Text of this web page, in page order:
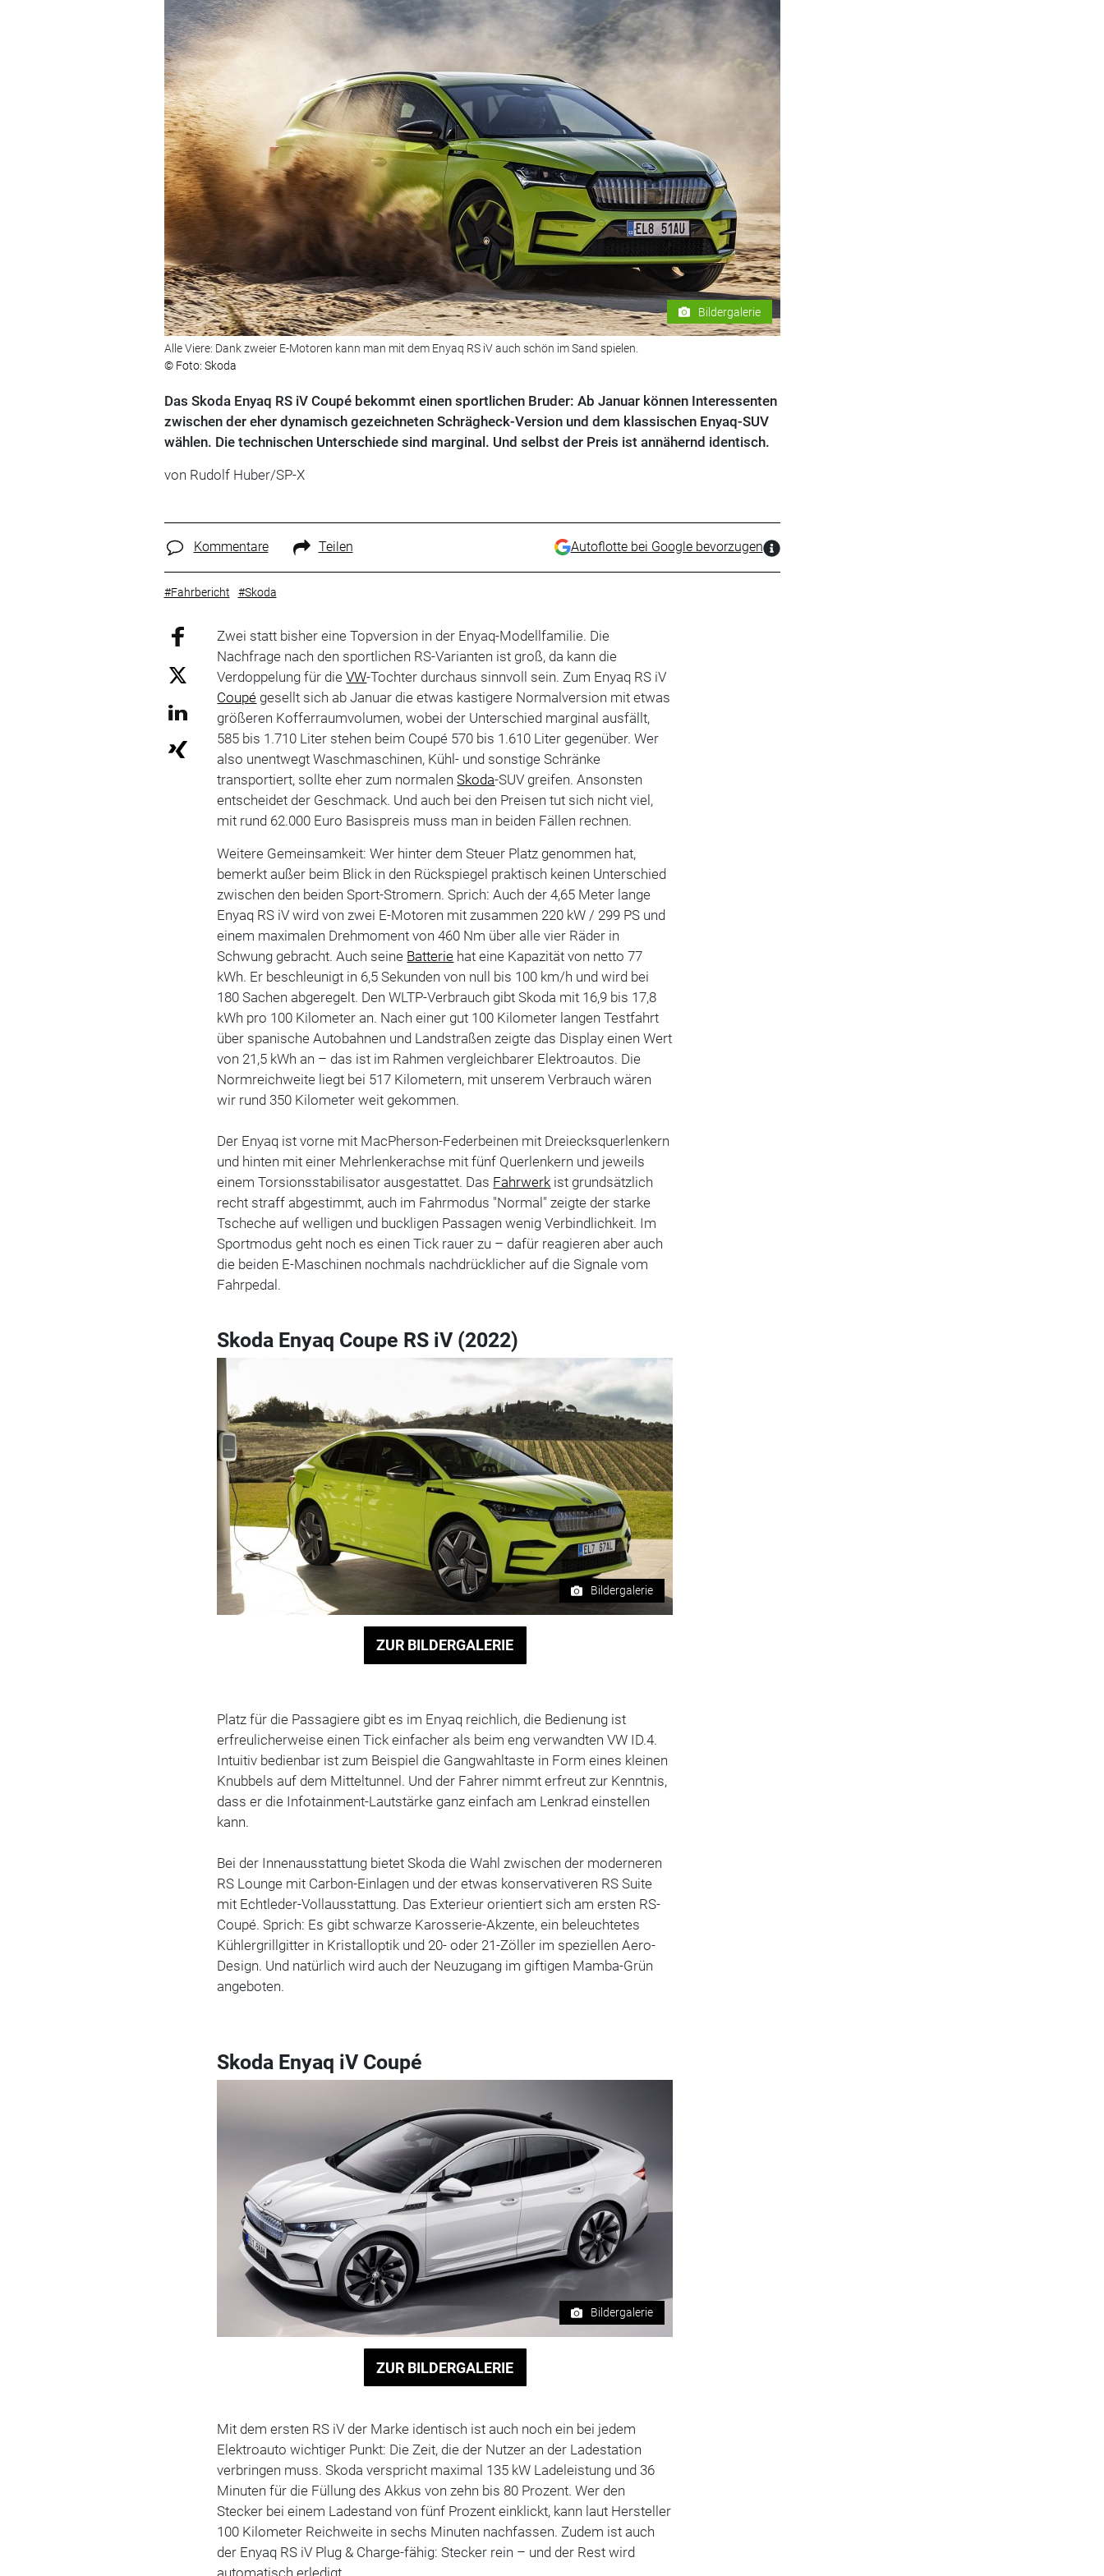
Bildergalerie
Alle Viere: Dank zweier E-Motoren kann man mit dem Enyaq RS iV auch schön im Sand spielen.
© Foto: Skoda
Das Skoda Enyaq RS iV Coupé bekommt einen sportlichen Bruder: Ab Januar können Interessenten
zwischen der eher dynamisch gezeichneten Schrägheck-Version und dem klassischen Enyaq-SUV
wählen. Die technischen Unterschiede sind marginal. Und selbst der Preis ist annähernd identisch.
von Rudolf Huber/SP-X
Kommentare Teilen Autoflotte bei Google bevorzugen
#Fahrbericht #Skoda
Zwei statt bisher eine Topversion in der Enyaq-Modellfamilie. Die
Nachfrage nach den sportlichen RS-Varianten ist groß, da kann die
Verdoppelung für dieVW-Tochter durchaus sinnvoll sein. Zum Enyaq RS iV
Coupé gesellt sich ab Januar die etwas kastigere Normalversion mit etwas
größeren Kofferraumvolumen, wobei der Unterschied marginal ausfällt,
585 bis 1.710 Liter stehen beim Coupé 570 bis 1.610 Liter gegenüber. Wer
also unentwegt Waschmaschinen, Kühl- und sonstige Schränke
transportiert, sollte eher zum normalenSkoda-SUV greifen. Ansonsten
entscheidet der Geschmack. Und auch bei den Preisen tut sich nicht viel,
mit rund 62.000 Euro Basispreis muss man in beiden Fällen rechnen.
Weitere Gemeinsamkeit: Wer hinter dem Steuer Platz genommen hat,
bemerkt außer beim Blick in den Rückspiegel praktisch keinen Unterschied
zwischen den beiden Sport-Stromern. Sprich: Auch der 4,65 Meter lange
Enyaq RS iV wird von zwei E-Motoren mit zusammen 220 kW / 299 PS und
einem maximalen Drehmoment von 460 Nm über alle vier Räder in
Schwung gebracht. Auch seine Batterie hat eine Kapazität von netto 77
kWh. Er beschleunigt in 6,5 Sekunden von null bis 100 km/h und wird bei
180 Sachen abgeregelt. Den WLTP-Verbrauch gibt Skoda mit 16,9 bis 17,8
kWh pro 100 Kilometer an. Nach einer gut 100 Kilometer langen Testfahrt
über spanische Autobahnen und Landstraßen zeigte das Display einen Wert
von 21,5 kWh an – das ist im Rahmen vergleichbarer Elektroautos. Die
Normreichweite liegt bei 517 Kilometern, mit unserem Verbrauch wären
wir rund 350 Kilometer weit gekommen.
Der Enyaq ist vorne mit MacPherson-Federbeinen mit Dreiecksquerlenkern
und hinten mit einer Mehrlenkerachse mit fünf Querlenkern und jeweils
einem Torsionsstabilisator ausgestattet. Das Fahrwerk ist grundsätzlich
recht straff abgestimmt, auch im Fahrmodus "Normal" zeigte der starke
Tscheche auf welligen und buckligen Passagen wenig Verbindlichkeit. Im
Sportmodus geht noch es einen Tick rauer zu – dafür reagieren aber auch
die beiden E-Maschinen nochmals nachdrücklicher auf die Signale vom
Fahrpedal.
Skoda Enyaq Coupe RS iV (2022)
Bildergalerie
ZUR BILDERGALERIE
Platz für die Passagiere gibt es im Enyaq reichlich, die Bedienung ist
erfreulicherweise einen Tick einfacher als beim eng verwandten VW ID.4.
Intuitiv bedienbar ist zum Beispiel die Gangwahltaste in Form eines kleinen
Knubbels auf dem Mitteltunnel. Und der Fahrer nimmt erfreut zur Kenntnis,
dass er die Infotainment-Lautstärke ganz einfach am Lenkrad einstellen
kann.
Bei der Innenausstattung bietet Skoda die Wahl zwischen der moderneren
RS Lounge mit Carbon-Einlagen und der etwas konservativeren RS Suite
mit Echtleder-Vollausstattung. Das Exterieur orientiert sich am ersten RS-
Coupé. Sprich: Es gibt schwarze Karosserie-Akzente, ein beleuchtetes
Kühlergrillgitter in Kristalloptik und 20- oder 21-Zöller im speziellen Aero-
Design. Und natürlich wird auch der Neuzugang im giftigen Mamba-Grün
angeboten.
Skoda Enyaq iV Coupé
Bildergalerie
ZUR BILDERGALERIE
Mit dem ersten RS iV der Marke identisch ist auch noch ein bei jedem
Elektroauto wichtiger Punkt: Die Zeit, die der Nutzer an der Ladestation
verbringen muss. Skoda verspricht maximal 135 kW Ladeleistung und 36
Minuten für die Füllung des Akkus von zehn bis 80 Prozent. Wer den
Stecker bei einem Ladestand von fünf Prozent einklickt, kann laut Hersteller
100 Kilometer Reichweite in sechs Minuten nachfassen. Zudem ist auch
der Enyaq RS iV Plug & Charge-fähig: Stecker rein – und der Rest wird